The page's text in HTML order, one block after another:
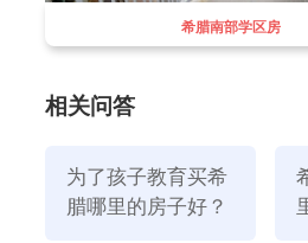
3、帕拉利亚·费阿德里亚
Palaiometocho,Kifissia和
PalaiariaFreattida更像是一个小
希腊南部学区房
相关问答
为了孩子教育买希
腊哪里的房子好？